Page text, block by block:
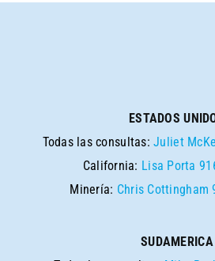
ESTADOS
Todas las consultas:Juliet
California: Lisa Porta
Minería: Chris Cottingham
SUDAMERICA